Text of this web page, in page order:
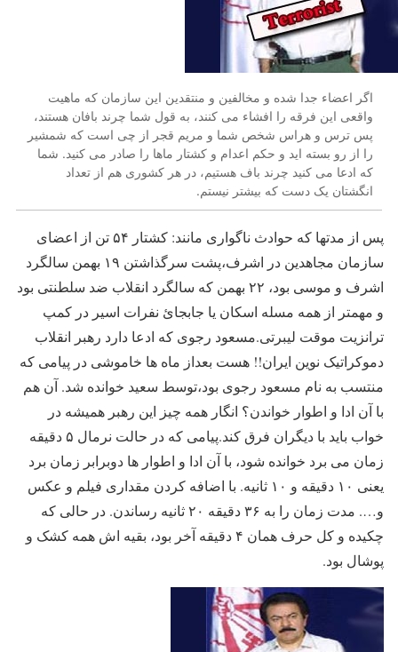
اگر اعضاء جدا شده و مخالفین و منتقدین این سازمان که ماهیت
واقعی این فرقه را افشاء می کنند، به قول شما چرند بافان هستند،
پس ترس و هراس شخص شما و مریم قجر از چی است که شمشیر
را از رو بسته اید و حکم اعدام و کشتار ماها را صادر می کنید. شما
که ادعا می کنید چرند باف هستیم، در هر کشوری هم از تعداد
انگشتان یک دست که بیشتر نیستم.
پس از مدتها که حوادث ناگواری مانند: کشتار ۵۴ تن از اعضای
سازمان مجاهدین در اشرف،پشت سرگذاشتن ۱۹ بهمن سالگرد
اشرف و موسی بود، ۲۲ بهمن که سالگرد انقلاب ضد سلطنتی بود
و مهمتر از همه مسله اسکان یا جابجائ نفرات اسیر در کمپ
ترانزیت موقت لیبرتی.مسعود رجوی که ادعا دارد رهبر انقلاب
دموکراتیک نوین ایران!! هست بعداز ماه ها خاموشی در پیامی که
منتسب به نام مسعود رجوی بود،توسط سعید خوانده شد. آن هم
با آن ادا و اطوار خواندن؟ انگار همه چیز این رهبر همیشه در
خواب باید با دیگران فرق کند.پیامی که در حالت نرمال ۵ دقیقه
زمان می برد خوانده شود، با آن ادا و اطوار ها دوبرابر زمان برد
یعنی ۱۰ دقیقه و ۱۰ ثانیه. با اضافه کردن مقداری فیلم و عکس
و…. مدت زمان را به ۳۶ دقیقه ۲۰ ثانیه رساندن. در حالی که
چکیده و کل حرف همان ۴ دقیقه آخر بود، بقیه اش همه کشک و
پوشال بود.